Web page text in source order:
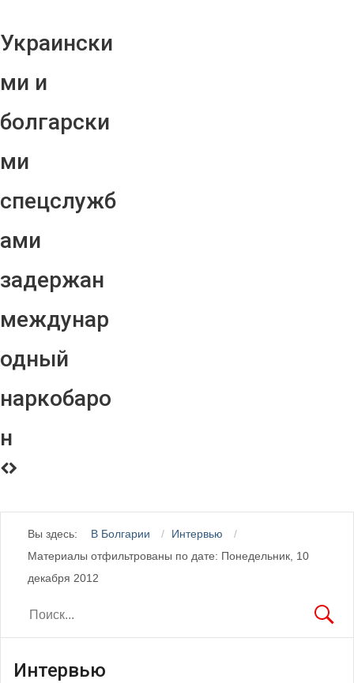
Украински
ми и
болгарски
ми
спецслужб
ами
задержан
междунар
одный
наркобаро
н
Вы здесь: В Болгарии
Интервью
Материалы отфильтрованы по дате: Понедельник, 10
декабря 2012
Интервью